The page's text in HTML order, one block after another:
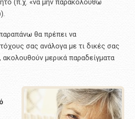
(π.χ. «να μην παρακολουθώ
θα πρέπει να
σας ανάλογα με τι δικές σας
μερικά παραδείγματα